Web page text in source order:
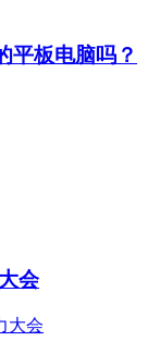
平板电脑吗？
会